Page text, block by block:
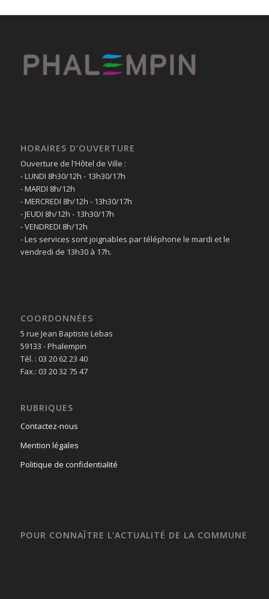
HORAIRES D’OUVERTURE
Ouverture de l'Hôtel de Ville :
- LUNDI 8h30/12h - 13h30/17h
- MARDI 8h/12h
- MERCREDI 8h/12h - 13h30/17h
- JEUDI 8h/12h - 13h30/17h
- VENDREDI 8h/12h
- Les services sont joignables par téléphone le mardi et le
vendredi de 13h30 à 17h.
COORDONNÉES
5 rue Jean Baptiste Lebas
59133 - Phalempin
Tél. : 03 20 62 23 40
Fax.: 03 20 32 75 47
RUBRIQUES
Contactez-nous
Mention légales
Politique de confidentialité
POUR CONNAÎTRE L’ACTUALITÉ DE LA COMMUNE